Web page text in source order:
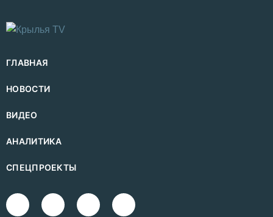
ГЛАВНАЯ
НОВОСТИ
ВИДЕО
АНАЛИТИКА
СПЕЦПРОЕКТЫ